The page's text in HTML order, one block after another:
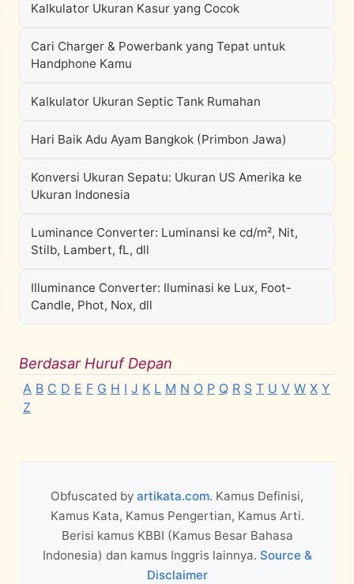
Kalkulator Ukuran Kasur yang Cocok
Cari Charger & Powerbank yang Tepat untuk
Handphone Kamu
Kalkulator Ukuran Septic Tank Rumahan
Hari Baik Adu Ayam Bangkok (Primbon Jawa)
Konversi Ukuran Sepatu: Ukuran US Amerika ke
Ukuran Indonesia
Luminance Converter: Luminansi ke cd/m², Nit,
Stilb, Lambert, fL, dll
Illuminance Converter: Iluminasi ke Lux, Foot-
Candle, Phot, Nox, dll
Berdasar Huruf Depan
A B C D E F G H I J K L M N O P Q R S T U V W X Y
Z
Obfuscated by artikata.com. Kamus Definisi,
Kamus Kata, Kamus Pengertian, Kamus Arti.
Berisi kamus KBBI (Kamus Besar Bahasa
Indonesia) dan kamus Inggris lainnya. Source &
Disclaimer